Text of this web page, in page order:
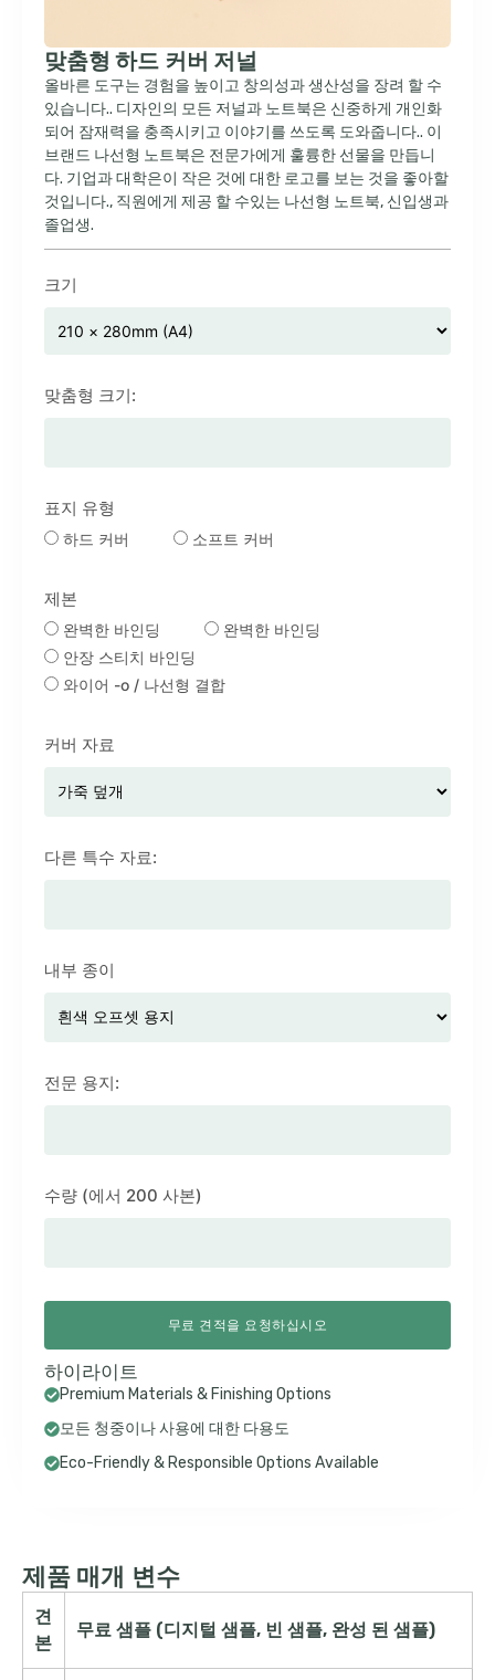
맞춤형 하드 커버 저널
올바른 도구는 경험을 높이고 창의성과 생산성을 장려 할 수
있습니다.. 디자인의 모든 저널과 노트북은 신중하게 개인화
되어 잠재력을 충족시키고 이야기를 쓰도록 도와줍니다.. 이
브랜드 나선형 노트북은 전문가에게 훌륭한 선물을 만듭니
다. 기업과 대학은이 작은 것에 대한 로고를 보는 것을 좋아할
것입니다., 직원에게 제공 할 수있는 나선형 노트북, 신입생과
졸업생.
크기
맞춤형 크기:
표지 유형
하드 커버 소프트 커버
제본
완벽한 바인딩
완벽한 바인딩
안장 스티치 바인딩
와이어 -o / 나선형 결합
커버 자료
다른 특수 자료:
내부 종이
전문 용지:
수량 (에서 200 사본)
무료 견적을 요청하십시오
하이라이트
Premium Materials & Finishing Options
모든 청중이나 사용에 대한 다용도
Eco-Friendly & Responsible Options Available
제품 매개 변수
견
본
무료 샘플 (디지털 샘플, 빈 샘플, 완성 된 샘플)